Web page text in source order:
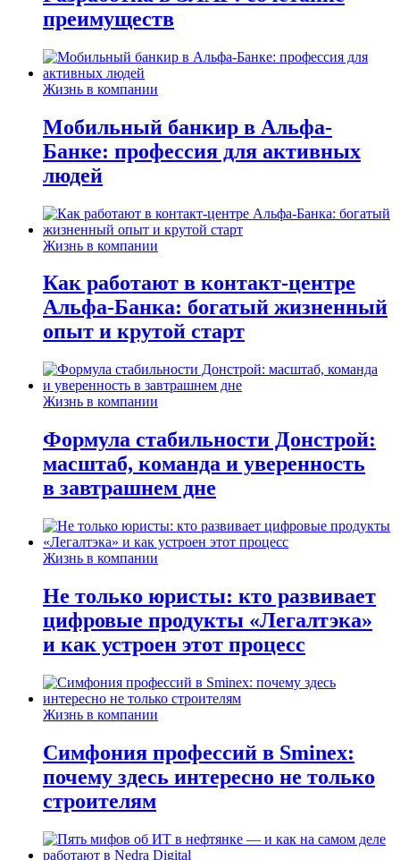
преимуществ
Жизнь в компании
Мобильный банкир в Альфа-
Банке: профессия для активных
людей
Жизнь в компании
Как работают в контакт-центре
Альфа-Банка: богатый жизненный
опыт и крутой старт
Жизнь в компании
Формула стабильности Донстрой:
масштаб, команда и уверенность
в завтрашнем дне
Жизнь в компании
Не только юристы: кто развивает
цифровые продукты «Легалтэка»
и как устроен этот процесс
Жизнь в компании
Симфония профессий в Sminex:
почему здесь интересно не только
строителям